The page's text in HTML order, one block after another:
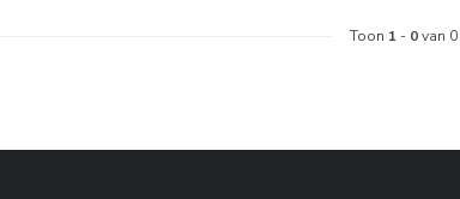
Toon 1 - 0van 0